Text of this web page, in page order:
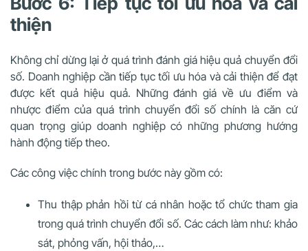
thiện
Không chỉ dừng lại ở quá trình đánh giá hiệu quả chuyển đổi
số. Doanh nghiệp cần tiếp tục tối ưu hóa và cải thiện để đạt
được kết quả hiệu quả. Những đánh giá về ưu điểm và
nhược điểm của quá trình chuyển đổi số chính là căn cứ
quan trọng giúp doanh nghiệp có những phương hướng
hành động tiếp theo.
Các công việc chính trong bước này gồm có:
Thu thập phản hồi từ cá nhân hoặc tổ chức tham gia
trong quá trình chuyển đổi số. Các cách làm như: khảo
sát, phỏng vấn, hội thảo,…